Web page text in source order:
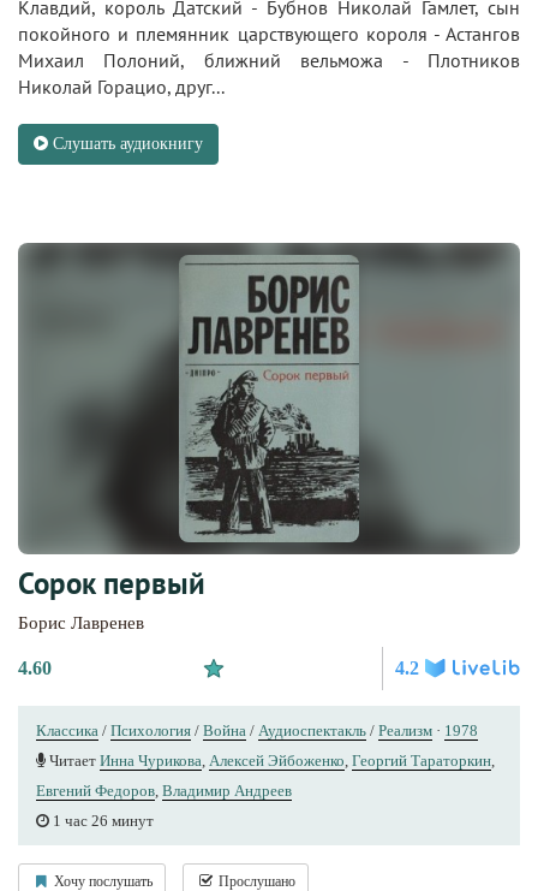
Клавдий, король Датский - Бубнов Николай Гамлет, сын
покойного и племянник царствующего короля - Астангов
Михаил Полоний, ближний вельможа - Плотников
Николай Горацио, друг...
Слушать аудиокнигу
Сорок первый
Борис Лавренев
4.60 4.2
Классика / Психология / Война / Аудиоспектакль / Реализм · 1978
Читает Инна Чурикова Алексей Эйбоженко Георгий Тараторкин
Евгений Федоров Владимир Андреев
1 час 26 минут
Хочу послушать Прослушано